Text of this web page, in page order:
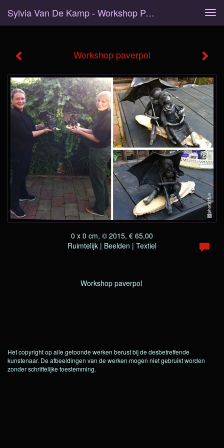
Sylvia Van De Kamp - Workshop Paverpol
Workshop paverpol
0 x 0 cm, © 2015, € 65,00
Ruimtelijk | Beelden | Textiel
Workshop paverpol
Het copyright op alle getoonde werken berust bij de desbetreffende
kunstenaar. De afbeeldingen van de werken mogen niet gebruikt worden
zonder schriftelijke toestemming.